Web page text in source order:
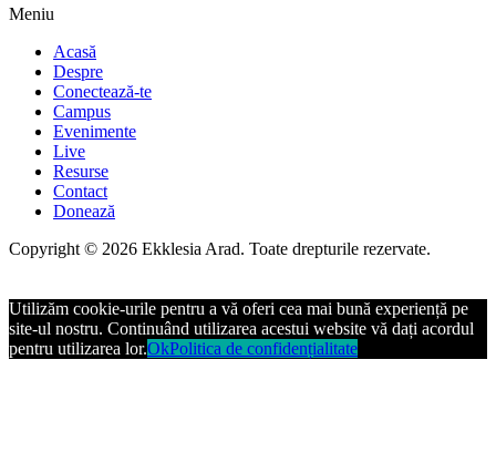
Meniu
Acasă
Despre
Conectează-te
Campus
Evenimente
Live
Resurse
Contact
Donează
Copyright © 2026 Ekklesia Arad. Toate drepturile rezervate.
Utilizăm cookie-urile pentru a vă oferi cea mai bună experiență pe
site-ul nostru. Continuând utilizarea acestui website vă dați acordul
pentru utilizarea lor.OkPolitica de confidențialitate